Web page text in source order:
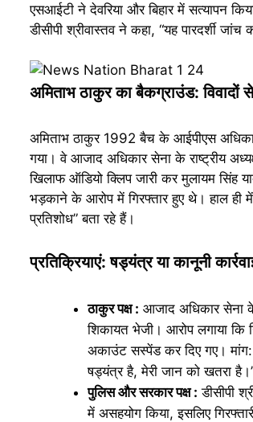
एसआईटी ने देवरिया और बिहार में सत्यापन
डीसीपी श्रीवास्तव ने कहा, “यह पारदर्शी
अमिताभ ठाकुर का बैकग्राउंड: विवादों
अमिताभ ठाकुर 1992 बैच के आईपीएस
गया। वे आजाद अधिकार सेना के राष्ट्रीय
खिलाफ ऑडियो क्लिप जारी कर मुलायम सिंह
भड़काने के आरोप में गिरफ्तार हुए थे। हाल ही
प्रतिशोध” बता रहे हैं।
प्रतिक्रियाएं: षड्यंत्र या कानूनी
ठाकुर पक्ष : आजाद अधिकार सेना के
शिकायत भेजी। आरोप लगाया कि
अकाउंट सस्पेंड कर दिए गए।
षड्यंत्र है, मेरी जान को खतरा है।”
पुलिस और सरकार पक्ष : डीसीपी
में असहयोग किया, इसलिए